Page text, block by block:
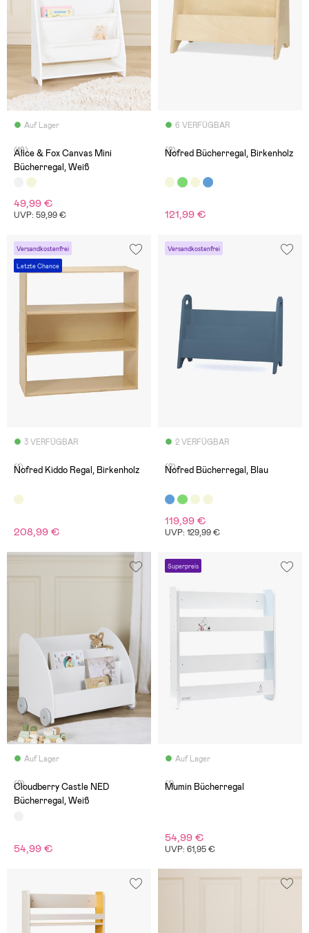
Auf Lager
(19)
Alice & Fox Canvas Mini
Bücherregal, Weiß
49,99 €
UVP: 59,99 €
6 VERFÜGBAR
(2)
Nofred Bücherregal, Birkenholz
121,99 €
Versandkostenfrei
Letzte Chance
3 VERFÜGBAR
(1)
Nofred Kiddo Regal, Birkenholz
208,99 €
Versandkostenfrei
2 VERFÜGBAR
(2)
Nofred Bücherregal, Blau
119,99 €
UVP: 129,99 €
Auf Lager
(2)
Cloudberry Castle NED
Bücherregal, Weiß
54,99 €
Superpreis
Auf Lager
(1)
Mumin Bücherregal
54,99 €
UVP: 61,95 €